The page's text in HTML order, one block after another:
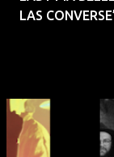
LAS CONVERSE’